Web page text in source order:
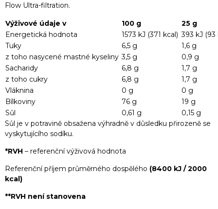
Flow Ultra-filtration.
Výživové údaje v 100 g
25 g
Energetická hodnota
1573 kJ (371 kcal) 393 kJ (93
Tuky
6,5 g
1,6 g
z toho nasycené mastné kyseliny 3,5 g
0,9 g
Sacharidy
6,8 g
1,7 g
z toho cukry
6,8 g
1,7 g
Vláknina
0 g
0 g
Bílkoviny
76 g
19 g
Sůl
0,61 g
0,15 g
Sůl je v potravině obsažena výhradně v důsledku přirozeně se
vyskytujícího sodíku.
*RVH – referenční výživová hodnota
Referenční příjem průměrného dospělého (8400 kJ / 2000
kcal)
**RVH není stanovena